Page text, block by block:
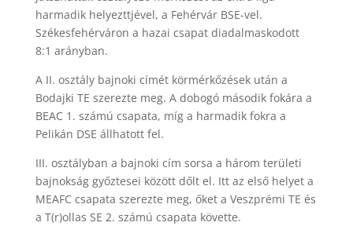
harmadik helyezttjével, a Fehérvár BSE-vel.
Székesfehérváron a hazai csapat diadalmaskodott
8:1 arányban.
A II. osztály bajnoki címét körmérkőzések után a
Bodajki TE szerezte meg. A dobogó második fokára a
BEAC 1. számú csapata, míg a harmadik fokra a
Pelikán DSE állhatott fel.
III. osztályban a bajnoki cím sorsa a három területi
bajnokság győztesei között dőlt el. Itt az első helyet a
MEAFC csapata szerezte meg, őket a Veszprémi TE és
a T(r)ollas SE 2. számú csapata követte.